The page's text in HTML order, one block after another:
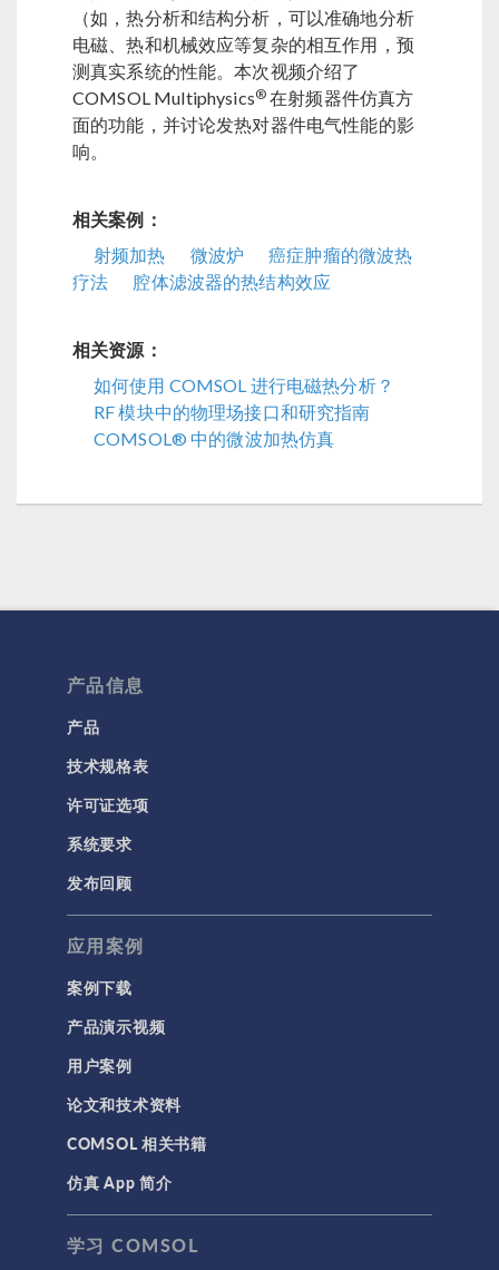
（如，热分析和结构分析，可以准确地分析
电磁、热和机械效应等复杂的相互作用，预
测真实系统的性能。本次视频介绍了
COMSOL Multiphysics® 在射频器件仿真方
面的功能，并讨论发热对器件电气性能的影
响。
相关案例：
射频加热 微波炉
癌症肿瘤的微波热
疗法
腔体滤波器的热结构效应
相关资源：
如何使用 COMSOL 进行电磁热分析？
RF 模块中的物理场接口和研究指南
COMSOL® 中的微波加热仿真
产品信息
产品
技术规格表
许可证选项
系统要求
发布回顾
应用案例
案例下载
产品演示视频
用户案例
论文和技术资料
COMSOL 相关书籍
仿真 App 简介
学习 COMSOL